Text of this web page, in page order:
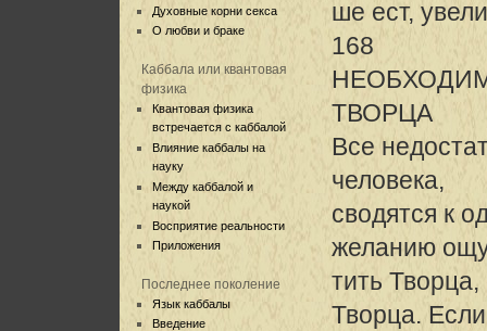
Духовные корни секса
О любви и браке
Каббала или квантовая
физика
Квантовая физика
встречается с каббалой
Влияние каббалы на
науку
Между каббалой и
наукой
Восприятие реальности
Приложения
Последнее поколение
Язык каббалы
Введение
ше ест,
168
ТВОРЦА
Все
человека,
сводятся к
желанию
тить
Творца.